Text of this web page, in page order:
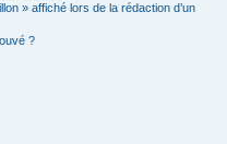
» affiché lors de la rédaction d’un
?